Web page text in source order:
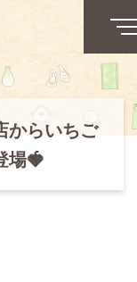
からいちご
場🍓